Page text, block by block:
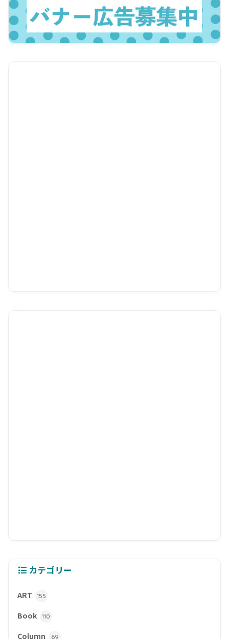
カテゴリー
ART 155
Book 110
Column 69